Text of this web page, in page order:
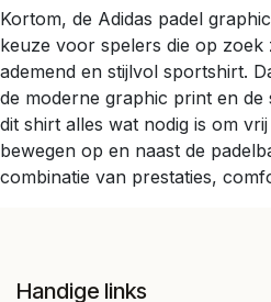
Kortom, de Adidas padel
keuze voor spelers die op
ademend en stijlvol sportshirt.
de moderne graphic print en
dit shirt alles wat nodig is om
bewegen op en naast de
combinatie van prestaties,
Handige links